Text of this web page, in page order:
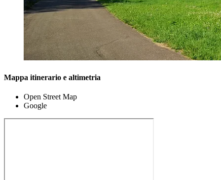
Mappa itinerario e altimetria
Open Street Map
Google